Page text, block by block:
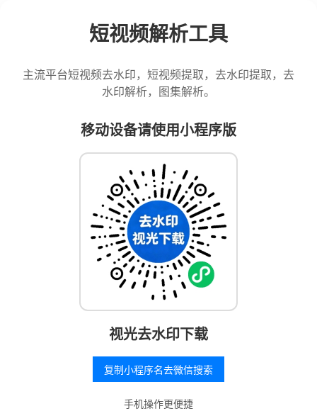
短视频解析工具
主流平台短视频去水印，短视频提取，去水印提取，去
水印解析，图集解析。
移动设备请使用小程序版
视光去水印下载
复制小程序名去微信搜索
手机操作更便捷